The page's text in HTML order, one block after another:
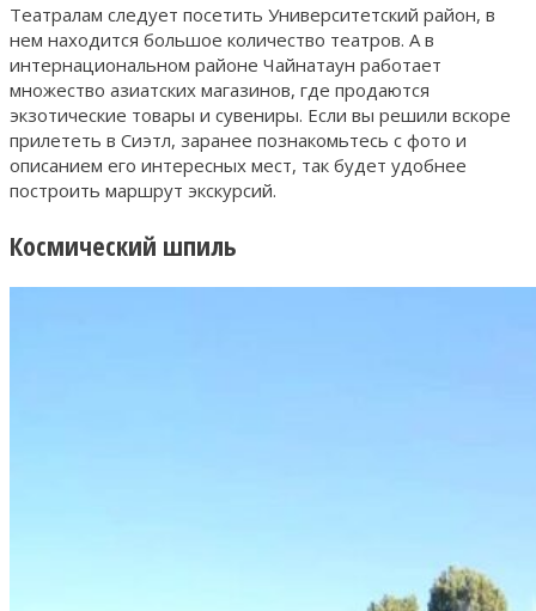
Театралам следует посетить Университетский район, в
нем находится большое количество театров. А в
интернациональном районе Чайнатаун работает
множество азиатских магазинов, где продаются
экзотические товары и сувениры. Если вы решили вскоре
прилететь в Сиэтл, заранее познакомьтесь с фото и
описанием его интересных мест, так будет удобнее
построить маршрут экскурсий.
Космический шпиль